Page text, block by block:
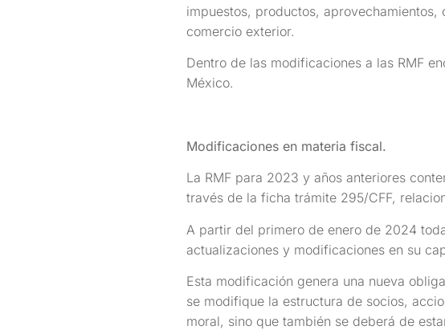
impuestos, productos,
comercio exterior.
Dentro de las modificaciones a las RMF
México.
Modificaciones en materia fiscal.
La RMF para 2023 y años anteriores
través de la ficha trámite 295/CFF,
A partir del primero de enero de 2024
actualizaciones y modificaciones en su
Esta modificación genera una nueva
se modifique la estructura de socios,
moral, sino que también se deberá de